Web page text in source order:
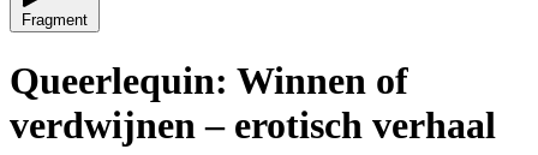
Fragment
Queerlequin: Winnen of
verdwijnen – erotisch verhaal